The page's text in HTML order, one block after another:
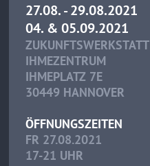
27.08. - 29.08.2021
04. & 05.09.2021
ZUKUNFTSWERKSTATT
IHMEZENTRUM
IHMEPLATZ 7E
30449 HANNOVER
ÖFFNUNGSZEITEN
FR 27.08.2021
17-21 UHR